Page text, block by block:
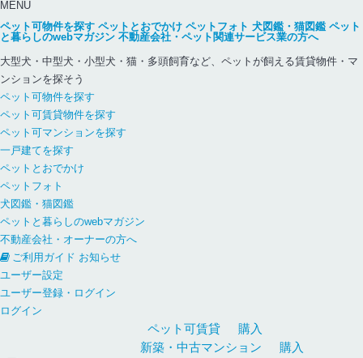
MENU
ペット可物件を探す ペットとおでかけ ペットフォト 犬図鑑・猫図鑑 ペット
と暮らしのwebマガジン 不動産会社・ペット関連サービス業の方へ
大型犬・中型犬・小型犬・猫・多頭飼育など、ペットが飼える賃貸物件・マ
ンションを探そう
ペット可物件を探す
ペット可賃貸物件を探す
ペット可マンションを探す
一戸建てを探す
ペットとおでかけ
ペットフォト
犬図鑑・猫図鑑
ペットと暮らしのwebマガジン
不動産会社・オーナーの方へ
ご利用ガイド お知らせ
ユーザー設定
ユーザー登録・ログイン
ログイン
ペット可賃貸
購入
新築・中古マンション
購入